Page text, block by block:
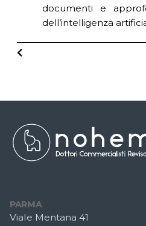
documenti e
dell’intelligenza
PARMA
Viale Mentana 41